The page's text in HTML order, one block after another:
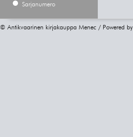
Sarjanumero
© Antikvaarinen kirjakauppa Menec / Powered by